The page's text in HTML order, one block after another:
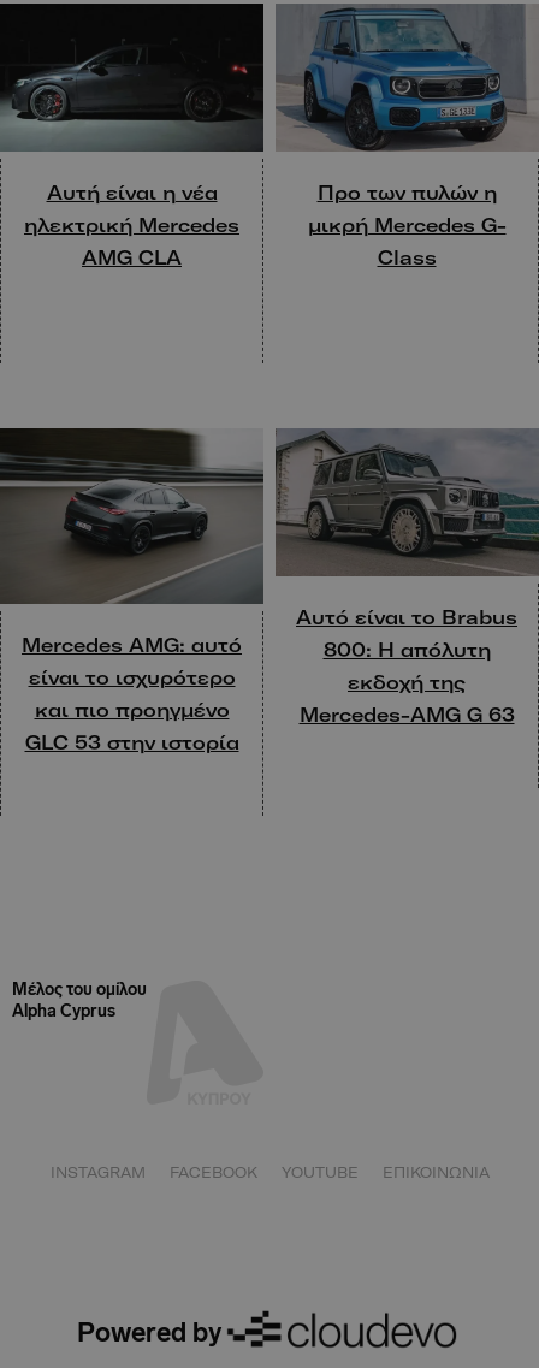
Αυτή είναι η νέα
ηλεκτρική Mercedes
AMG CLA
Προ των πυλών η
μικρή Mercedes G-
Class
Mercedes AMG: αυτό
είναι το ισχυρότερο
και πιο προηγμένο
GLC 53 στην ιστορία
Αυτό είναι το Brabus
800: Η απόλυτη
εκδοχή της
Mercedes-AMG G 63
Μέλος του ομίλου
Alpha Cyprus
Powered by
INSTAGRAM FACEBOOK YOUTUBE ΕΠΙΚΟΙΝΩΝΙΑ